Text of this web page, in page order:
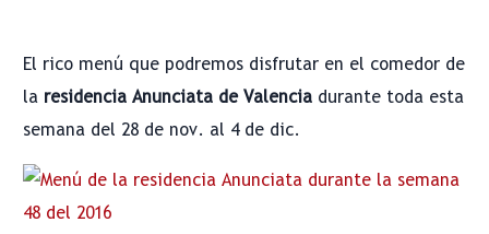
El rico menú que podremos disfrutar en el comedor de
la residencia Anunciata de Valencia durante toda esta
semana del 28 de nov. al 4 de dic.